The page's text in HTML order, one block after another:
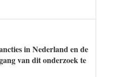
in Nederland en de
van dit onderzoek te